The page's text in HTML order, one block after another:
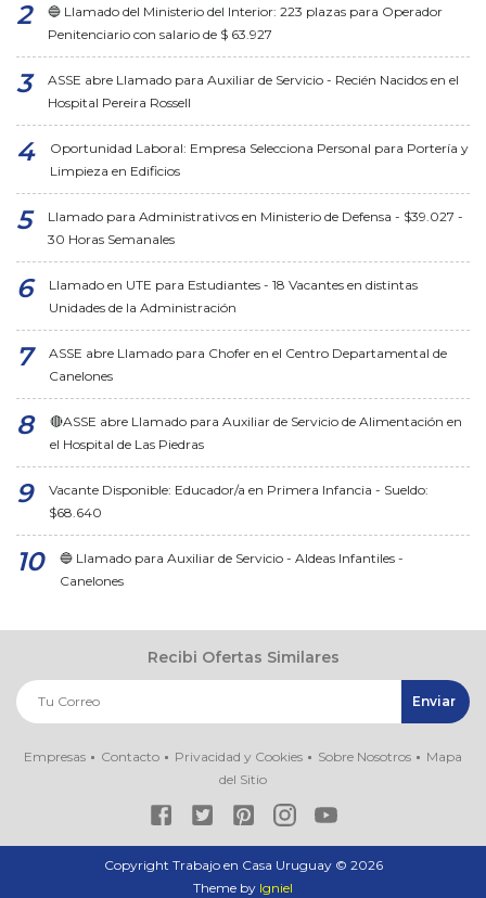
🔵 Llamado del Ministerio del Interior: 223 plazas para Operador
Penitenciario con salario de $ 63.927
ASSE abre Llamado para Auxiliar de Servicio - Recién Nacidos en el
Hospital Pereira Rossell
Oportunidad Laboral: Empresa Selecciona Personal para Portería y
Limpieza en Edificios
Llamado para Administrativos en Ministerio de Defensa - $39.027 -
30 Horas Semanales
Llamado en UTE para Estudiantes - 18 Vacantes en distintas
Unidades de la Administración
ASSE abre Llamado para Chofer en el Centro Departamental de
Canelones
🔴ASSE abre Llamado para Auxiliar de Servicio de Alimentación en
el Hospital de Las Piedras
Vacante Disponible: Educador/a en Primera Infancia - Sueldo:
$68.640
🔵 Llamado para Auxiliar de Servicio - Aldeas Infantiles -
Canelones
Recibi Ofertas Similares
Empresas Contacto Privacidad y Cookies Sobre Nosotros
Mapa
del Sitio
Copyright Trabajo en Casa Uruguay © 2026
Theme by Igniel